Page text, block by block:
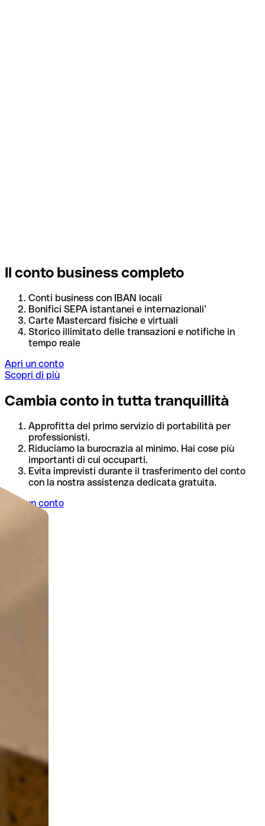
Il conto business completo
Conti business con IBAN locali
Bonifici SEPA istantanei e internazionali’
Carte Mastercard fisiche e virtuali
Storico illimitato delle transazioni e notifiche in
tempo reale
Apri un conto
Scopri di più
Cambia conto in tutta tranquillità
Approfitta del primo servizio di portabilità per
professionisti.
Riduciamo la burocrazia al minimo. Hai cose più
importanti di cui occuparti.
Evita imprevisti durante il trasferimento del conto
con la nostra assistenza dedicata gratuita.
Apri un conto